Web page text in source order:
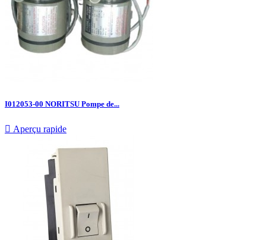
I012053-00 NORITSU Pompe de...
 Aperçu rapide